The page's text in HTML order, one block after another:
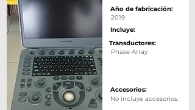
Incluye:
Accesorios:
No incluye accesorios.
Año de fabricación:
2019
Transductores:
Phase Array